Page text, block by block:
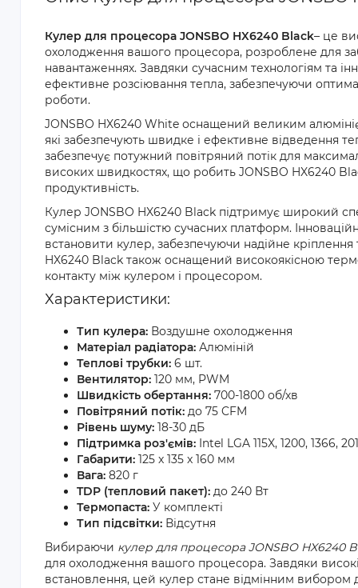
Кулер для процесора JONSBO HX6240 Black– це
охолодження вашого процесора, розроблене для
навантаженнях. Завдяки сучасним технологіям та
ефективне розсіювання тепла, забезпечуючи
роботи.
JONSBO HX6240 White оснащений великим
які забезпечують швидке і ефективне відведення
забезпечує потужний повітряний потік для
високих швидкостях, що робить JONSBO HX6240
продуктивність.
Кулер JONSBO HX6240 Black підтримує широкий
сумісним з більшістю сучасних платформ.
встановити кулер, забезпечуючи надійне
HX6240 Black також оснащений високоякісною
контакту між кулером і процесором.
Характеристики:
Тип кулера: Воздушне охолодження
Матеріал радіатора: Алюміній
Теплові трубки: 6 шт.
Вентилятор: 120 мм, PWM
Швидкість обертання: 700-1800 об/хв
Повітряний потік: до 75 CFM
Рівень шуму: 18-30 дБ
Підтримка роз'ємів: Intel LGA 115X, 1200, 1366,
Габарити: 125 x 135 x 160 мм
Вага: 820 г
TDP (тепловий пакет): до 240 Вт
Термопаста: У комплекті
Тип підсвітки: Відсутня
Вибираючи кулер для процесора JONSBO HX6240
для охолодження вашого процесора. Завдяки
встановлення, цей кулер стане відмінним вибором